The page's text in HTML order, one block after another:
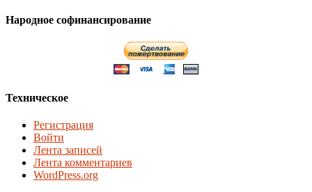
Народное софинансирование
Техническое
Регистрация
Войти
Лента записей
Лента комментариев
WordPress.org